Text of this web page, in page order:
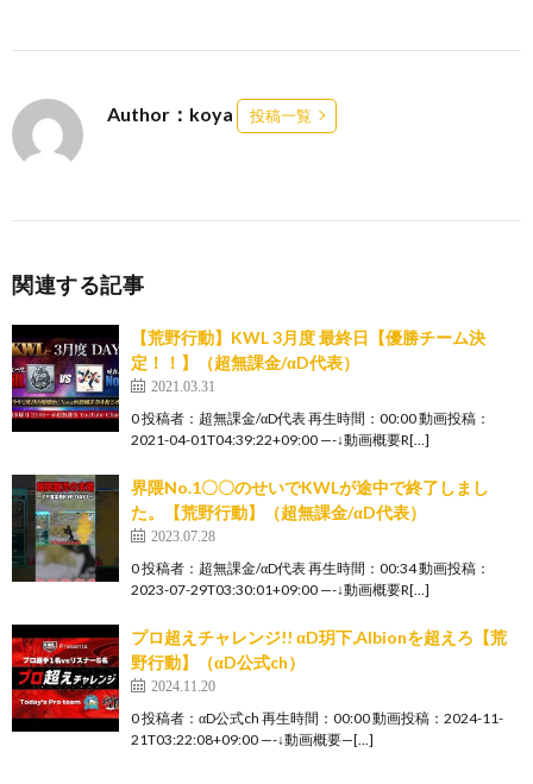
Author：koya 投稿一覧
関連する記事
【荒野行動】KWL 3月度 最終日【優勝チーム決
定！！】（超無課金/αD代表）
2021.03.31
0 投稿者：超無課金/αD代表 再生時間：00:00 動画投稿：
2021-04-01T04:39:22+09:00 —-↓動画概要R[…]
界隈No.1〇〇のせいでKWLが途中で終了しまし
た。【荒野行動】（超無課金/αD代表）
2023.07.28
0 投稿者：超無課金/αD代表 再生時間：00:34 動画投稿：
2023-07-29T03:30:01+09:00 —-↓動画概要R[…]
プロ超えチャレンジ!! αD玥下,Albionを超えろ【荒
野行動】（αD公式ch）
2024.11.20
0 投稿者：αD公式ch 再生時間：00:00 動画投稿：2024-11-
21T03:22:08+09:00 —-↓動画概要—[…]